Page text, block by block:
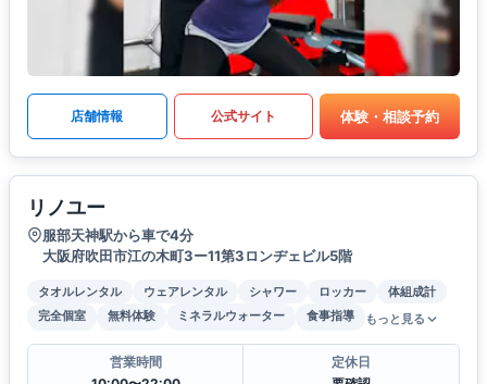
店舗情報 公式サイト 体験・相談予約
リノユー
服部天神駅から車で4分
大阪府吹田市江の木町3ー11第3ロンヂェビル5階
タオルレンタル ウェアレンタル シャワー ロッカー
体組成計
完全個室
無料体験 ミネラルウォーター 食事指導 もっと見る
営業時間
定休日